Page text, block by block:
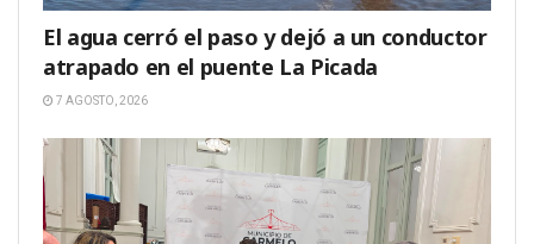
El agua cerró el paso y dejó a un conductor
atrapado en el puente La Picada
7 AGOSTO, 2026